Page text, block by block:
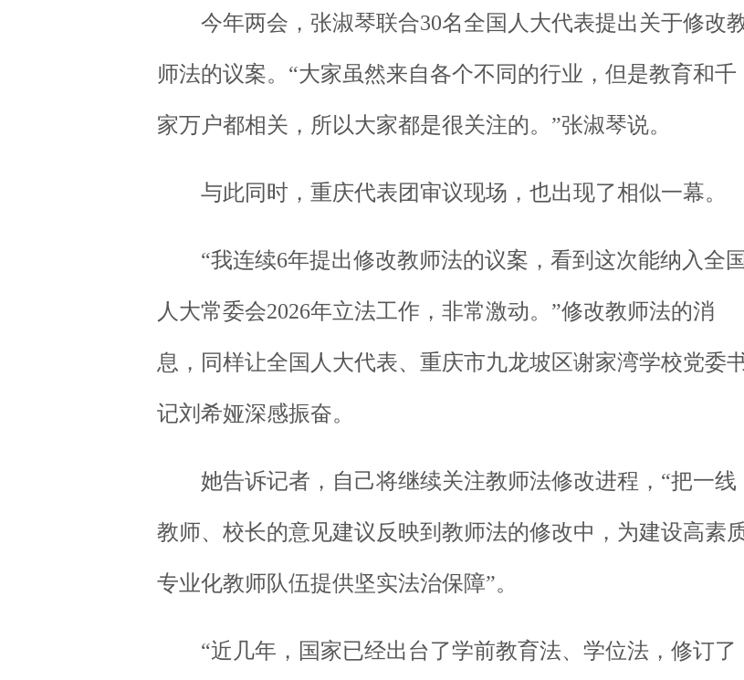
今年两会，张淑琴联合30名全国人大代表提出关于修改
师法的议案。“大家虽然来自各个不同的行业，但是教育和千
家万户都相关，所以大家都是很关注的。”张淑琴说。
与此同时，重庆代表团审议现场，也出现了相似一幕。
“我连续6年提出修改教师法的议案，看到这次能纳入全国
人大常委会2026年立法工作，非常激动。”修改教师法的消
息，同样让全国人大代表、重庆市九龙坡区谢家湾学校党委
记刘希娅深感振奋。
她告诉记者，自己将继续关注教师法修改进程，“把一线
教师、校长的意见建议反映到教师法的修改中，为建设高素
专业化教师队伍提供坚实法治保障”。
“近几年，国家已经出台了学前教育法、学位法，修订了